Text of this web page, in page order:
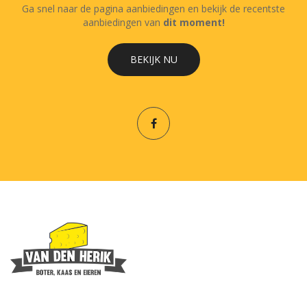
Ga snel naar de pagina aanbiedingen en bekijk de recentste
aanbiedingen van dit moment!
BEKIJK NU